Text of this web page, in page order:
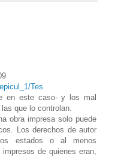
Tes
en este caso- y los mal
que lo controlan.
obra impresa solo puede
Los derechos de autor
estados o al menos
de quienes eran,